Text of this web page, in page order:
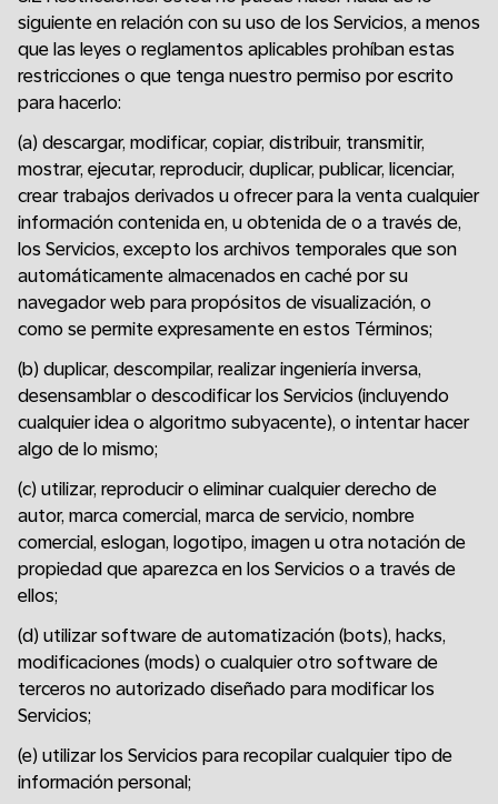
siguiente en relación con su uso de los Servicios, a menos
que las leyes o reglamentos aplicables prohíban estas
restricciones o que tenga nuestro permiso por escrito
para hacerlo:
(a) descargar, modificar, copiar, distribuir, transmitir,
mostrar, ejecutar, reproducir, duplicar, publicar, licenciar,
crear trabajos derivados u ofrecer para la venta cualquier
información contenida en, u obtenida de o a través de,
los Servicios, excepto los archivos temporales que son
automáticamente almacenados en caché por su
navegador web para propósitos de visualización, o
como se permite expresamente en estos Términos;
(b) duplicar, descompilar, realizar ingeniería inversa,
desensamblar o descodificar los Servicios (incluyendo
cualquier idea o algoritmo subyacente), o intentar hacer
algo de lo mismo;
(c) utilizar, reproducir o eliminar cualquier derecho de
autor, marca comercial, marca de servicio, nombre
comercial, eslogan, logotipo, imagen u otra notación de
propiedad que aparezca en los Servicios o a través de
ellos;
(d) utilizar software de automatización (bots), hacks,
modificaciones (mods) o cualquier otro software de
terceros no autorizado diseñado para modificar los
Servicios;
(e) utilizar los Servicios para recopilar cualquier tipo de
información personal;